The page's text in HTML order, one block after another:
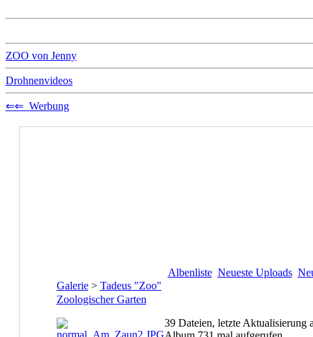
ZOO von Jenny
Drohnenvideos
⇐⇐ Werbung
Albenliste Neueste Uploads
Galerie> Tadeus "Zoo"
Zoologischer Garten
39 Dateien, letzte Aktualisierung